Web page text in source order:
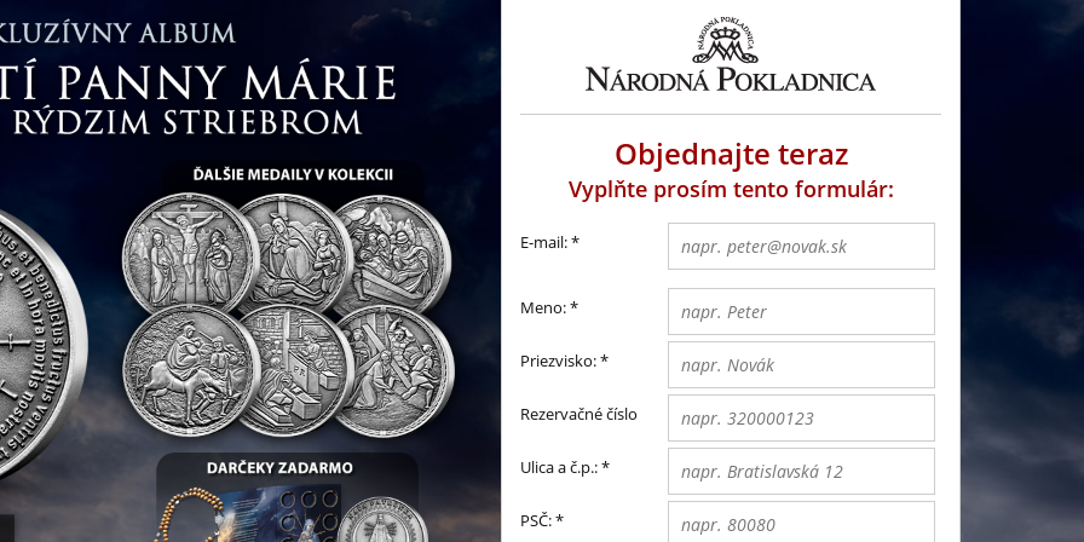
Objednajte teraz
Vyplňte prosím tento formulár:
E-mail:*
Meno:*
Priezvisko:*
Rezervačné číslo
Ulica a č.p.:*
PSČ:*